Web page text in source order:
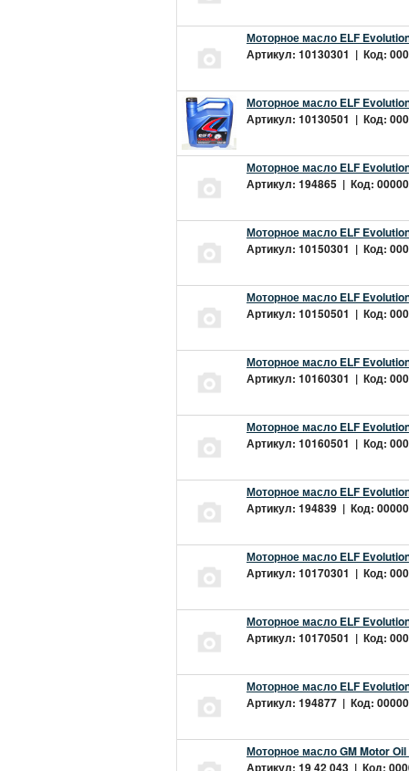
Моторное масло ELF
Артикул: 10130301 | Код:
Моторное масло ELF
Артикул: 10130501 | Код:
Моторное масло ELF
Артикул: 194865 | Код:
Моторное масло ELF
Артикул: 10150301 | Код:
Моторное масло ELF
Артикул: 10150501 | Код:
Моторное масло ELF
Артикул: 10160301 | Код:
Моторное масло ELF
Артикул: 10160501 | Код:
Моторное масло ELF
Артикул: 194839 | Код:
Моторное масло ELF
Артикул: 10170301 | Код:
Моторное масло ELF
Артикул: 10170501 | Код:
Моторное масло ELF
Артикул: 194877 | Код:
Моторное масло GM Motor Oil
Артикул: 19 42 043 | Код: